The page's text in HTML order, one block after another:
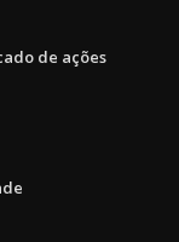
de ações